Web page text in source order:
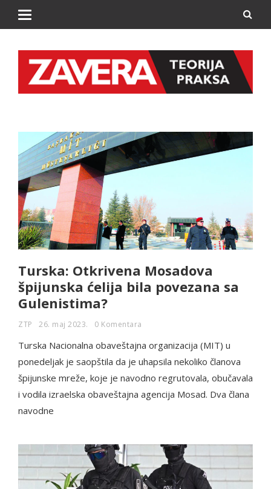
Turska: Otkrivena Mosadova
špijunska ćelija bila povezana sa
Gulenistima?
ZTP 26. maj 2023. 0 Komentara
Turska Nacionalna obaveštajna organizacija (MIT) u
ponedeljak je saopštila da je uhapsila nekoliko članova
špijunske mreže, koje je navodno regrutovala, obučavala
i vodila izraelska obaveštajna agencija Mosad. Dva člana
navodne